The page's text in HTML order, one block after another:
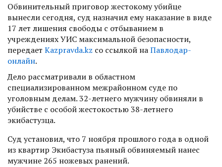
Обвинительный приговор жестокому убийце
вынесли сегодня, суд назначил ему наказание в виде
17 лет лишения свободы с отбыванием в
учреждениях УИС максимальной безопасности,
передает Kazpravda.kz со ссылкой наПавлодар-
онлайн.
Дело рассматривали в областном
специализированном межрайонном суде по
уголовным делам. 32-летнего мужчину обвиняли в
убийстве с особой жестокостью 38-летнего
экибастузца.
Суд установил, что 7 ноября прошлого года в одной
из квартир Экибастуза пьяный обвиняемый нанес
мужчине 265 ножевых ранений.